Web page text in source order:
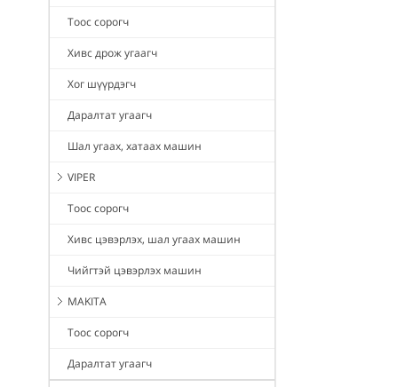
Тоос сорогч
Хивс дрож угаагч
Хог шүүрдэгч
Даралтат угаагч
Шал угаах, хатаах машин
VIPER
Тоос сорогч
Хивс цэвэрлэх, шал угаах машин
Чийгтэй цэвэрлэх машин
MAKITA
Тоос сорогч
Даралтат угаагч